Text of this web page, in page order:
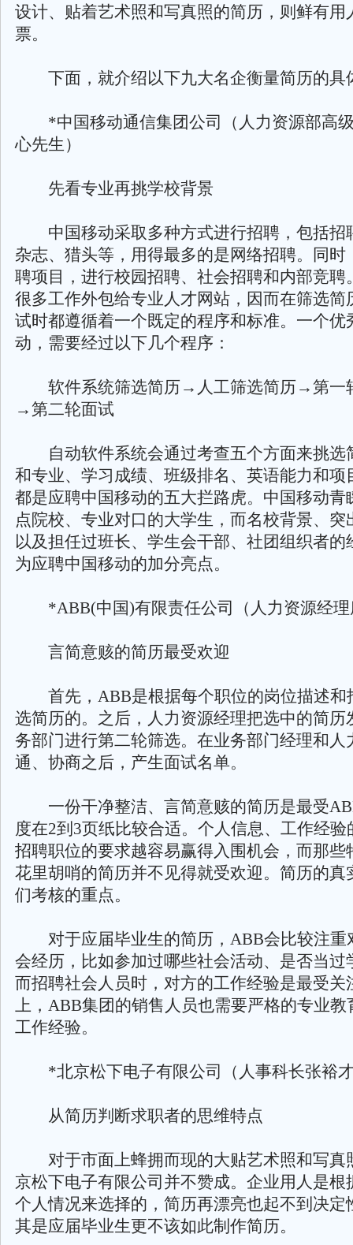
设计、贴着艺术照和写真照的简历，则鲜有用
票。
下面，就介绍以下九大名企衡量简历的具
*中国移动通信集团公司（人力资源部高
心先生）
先看专业再挑学校背景
中国移动采取多种方式进行招聘，包括招
杂志、猎头等，用得最多的是网络招聘。同时
聘项目，进行校园招聘、社会招聘和内部竞聘
很多工作外包给专业人才网站，因而在筛选简
试时都遵循着一个既定的程序和标准。一个优
动，需要经过以下几个程序：
软件系统筛选简历→人工筛选简历→第一
→第二轮面试
自动软件系统会通过考查五个方面来挑选
和专业、学习成绩、班级排名、英语能力和项
都是应聘中国移动的五大拦路虎。中国移动青
点院校、专业对口的大学生，而名校背景、突
以及担任过班长、学生会干部、社团组织者的
为应聘中国移动的加分亮点。
*ABB(中国)有限责任公司（人力资源经理
言简意赅的简历最受欢迎
首先，ABB是根据每个职位的岗位描述和
选简历的。之后，人力资源经理把选中的简历
务部门进行第二轮筛选。在业务部门经理和人
通、协商之后，产生面试名单。
一份干净整洁、言简意赅的简历是最受
度在2到3页纸比较合适。个人信息、工作经验
招聘职位的要求越容易赢得入围机会，而那些
花里胡哨的简历并不见得就受欢迎。简历的真
们考核的重点。
对于应届毕业生的简历，ABB会比较注重
会经历，比如参加过哪些社会活动、是否当过
而招聘社会人员时，对方的工作经验是最受关
上，ABB集团的销售人员也需要严格的专业教
工作经验。
*北京松下电子有限公司（人事科长张裕
从简历判断求职者的思维特点
对于市面上蜂拥而现的大贴艺术照和写真
京松下电子有限公司并不赞成。企业用人是根
个人情况来选择的，简历再漂亮也起不到决定
其是应届毕业生更不该如此制作简历。